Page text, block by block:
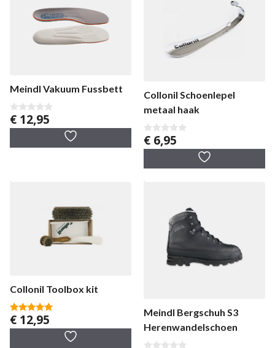
Meindl Vakuum Fussbett
0
v
5
€ 12,95
Collonil Schoenlepel
metaal haak
0
v
5
€ 6,95
Collonil Toolbox kit
5.00
van 5
€ 12,95
Meindl Bergschuh S3
Herenwandelschoen